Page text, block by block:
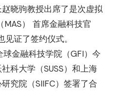
晓驹教授出席了是次虚拟
） 首席金融科技官
证了签约仪式。
金融科技学院（GFI）今
科大学（SUSS）和上海
究院（SIIFC）签署了合